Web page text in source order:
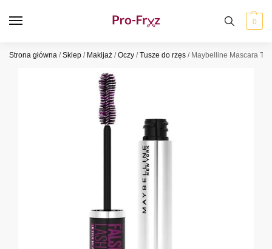
0
Strona główna /Sklep / Makijaż /Oczy /Tusze do rzęs / Maybelline Mascara